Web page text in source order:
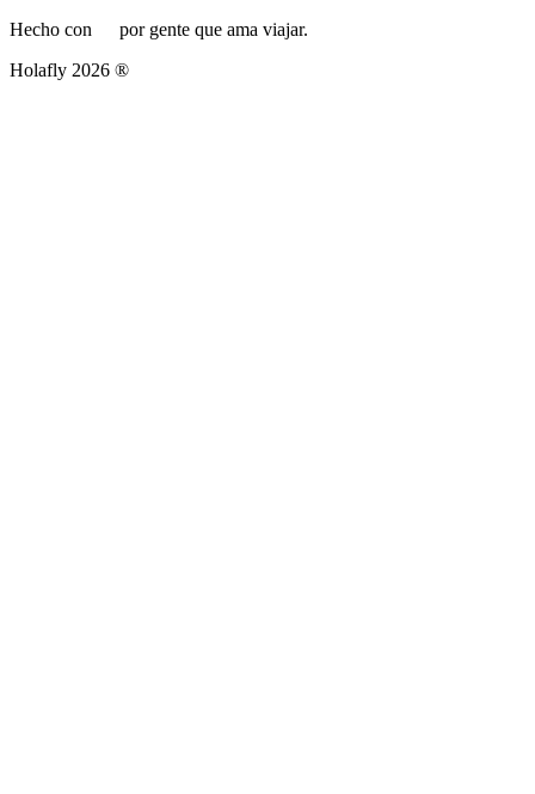
Hecho con
por gente que ama viajar.
Holafly 2026 ®